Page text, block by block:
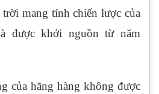
mang tính chiến lược của
được khởi nguồn từ năm
của hãng hàng không được